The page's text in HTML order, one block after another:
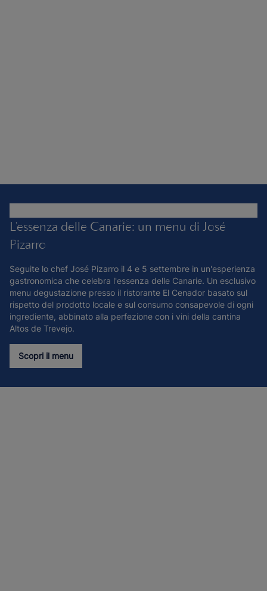
L'essenza delle Canarie: un menu di José
Pizarro
Seguite lo chef José Pizarro il 4 e 5 settembre in un'esperienza
gastronomica che celebra l'essenza delle Canarie. Un esclusivo
menu degustazione presso il ristorante El Cenador basato sul
rispetto del prodotto locale e sul consumo consapevole di ogni
ingrediente, abbinato alla perfezione con i vini della cantina
Altos de Trevejo.
Scopri il menu